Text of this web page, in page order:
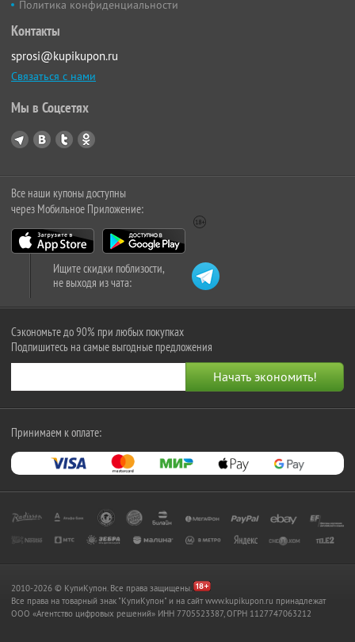
Политика конфиденциальности
Контакты
sprosi@kupikupon.ru
Связаться с нами
Мы в Соцсетях
Все наши купоны доступны
через Мобильное Приложение:
Ищите скидки поблизости,
не выходя из чата:
Сэкономьте до 90% при любых покупках
Подпишитесь на самые выгодные предложения
Принимаем к оплате:
2010-2026 © КупиКупон. Все права защищены.
Все права на товарный знак "КупиКупон" и на сайт www.kupikupon.ru принадлежат
OOO «Агентство цифровых решений» ИНН 7705523387, ОГРН 1127747063212